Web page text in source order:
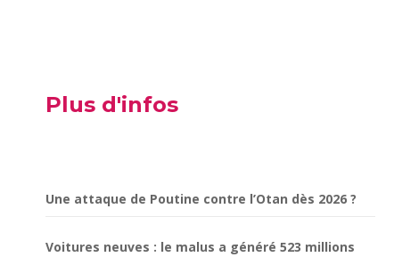
Plus d'infos
Une attaque de Poutine contre l’Otan dès 2026 ?
Voitures neuves : le malus a généré 523 millions